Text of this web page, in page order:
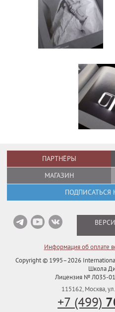
ПАРТНЁРЫ
МАГАЗИН
ПОДПИСАТЬСЯ
Информация об оплате
Copyright © 1995–2026
Школа
Лицензия № Л035-
115162, Москва,
+7 (499)